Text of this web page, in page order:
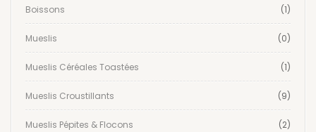
Contact
Achetez en ligne
Boissons (1)
Mueslis (0)
Mueslis Céréales Toastées (1)
Mueslis Croustillants (9)
Mueslis Pépites & Flocons (2)